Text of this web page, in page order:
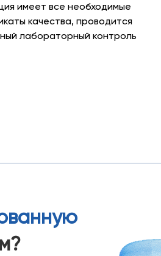
имеет все необходимые
качества, проводится
лабораторный контроль